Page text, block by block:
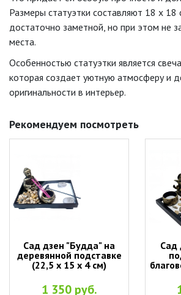
Размеры статуэтки составляют 18 х 18
достаточно заметной, но при этом не
места.
Особенностью статуэтки является
которая создает уютную атмосферу и
оригинальности в интерьер.
Рекомендуем посмотреть
Сад дзен "Будда" на
деревянной подставке
(22,5 х 15 х 4 см)
1 350 руб.
Сад